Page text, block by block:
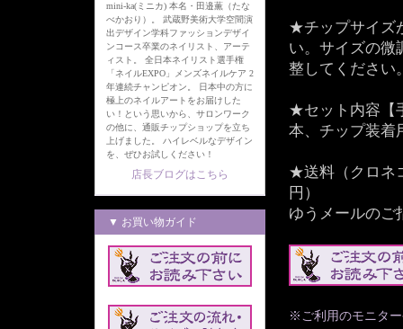
mini-ka(ミニカ) 本名・田邉薫（たな
べかおり）。 武蔵野美術大学空間演
出デザイン学科ファッションデザイ
ンコース卒業のネイリスト、アーテ
ィスト。 全日本ネイリスト選手権
「ネイルEXPO」メンズネイルケア 2
年連続チャンピオン。 日本中の方に
極上のネイルアートをお届けした
い！という思いから、サロンワーク
の他に、通販チップショップを立ち
上げました。 ハイレベルなデザイン
を、ぜひお試しください！
店長ブログはこちら
▼ お買い物ガイド
★チップサイズ
い。サイズの微
整してください
★セット内容【
本、チップ装着
★送料（クロネ
円）
ゆうメールのご
※ご利用のモニタ